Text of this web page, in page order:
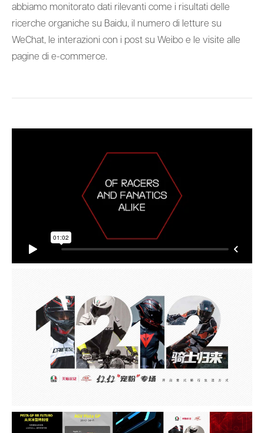
abbiamo monitorato dati rilevanti come i risultati delle
ricerche organiche su Baidu, il numero di letture su
WeChat, le interazioni con i post su Weibo e le visite alle
pagine di e-commerce.